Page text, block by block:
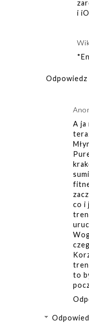
i
Odpowiedz
A ja
co i
to